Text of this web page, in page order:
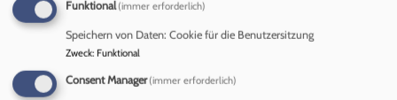
Do, 17.9. 15 Uhr
Altenheimgottesdienst
Pfr. Daniel Hufeisen
Fürth Grete-Schickedanz-Heim
Funktional (immer erforderlich)
Speichern von Daten: Cookie für die Benutzersitzung
Zweck: Funktional
Consent Manager (immer erforderlich)